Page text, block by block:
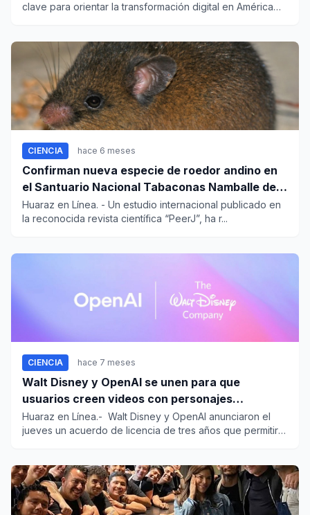
clave para orientar la transformación digital en América
CIENCIA hace 6 meses
Confirman nueva especie de roedor andino en
el Santuario Nacional Tabaconas Namballe de
Cajamarca
Huaraz en Línea. - Un estudio internacional publicado en
la reconocida revista científica “PeerJ”, ha r...
CIENCIA hace 7 meses
Walt Disney y OpenAI se unen para que
usuarios creen videos con personajes
animados
Huaraz en Línea.- Walt Disney y OpenAI anunciaron el
jueves un acuerdo de licencia de tres años que permitirá